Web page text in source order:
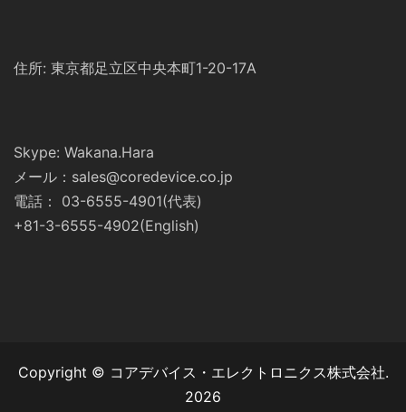
住所: 東京都足立区中央本町1-20-17A
Skype: Wakana.Hara
メール：sales@coredevice.co.jp
電話： 03-6555-4901(代表)
+81-3-6555-4902(English)
Copyright © コアデバイス・エレクトロニクス株式会社.
2026